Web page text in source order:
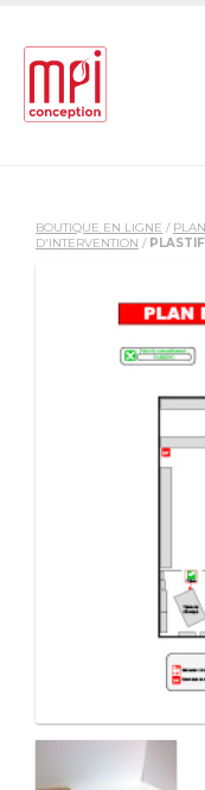
BOUTIQUE EN LIGNE /
D'INTERVENTION /